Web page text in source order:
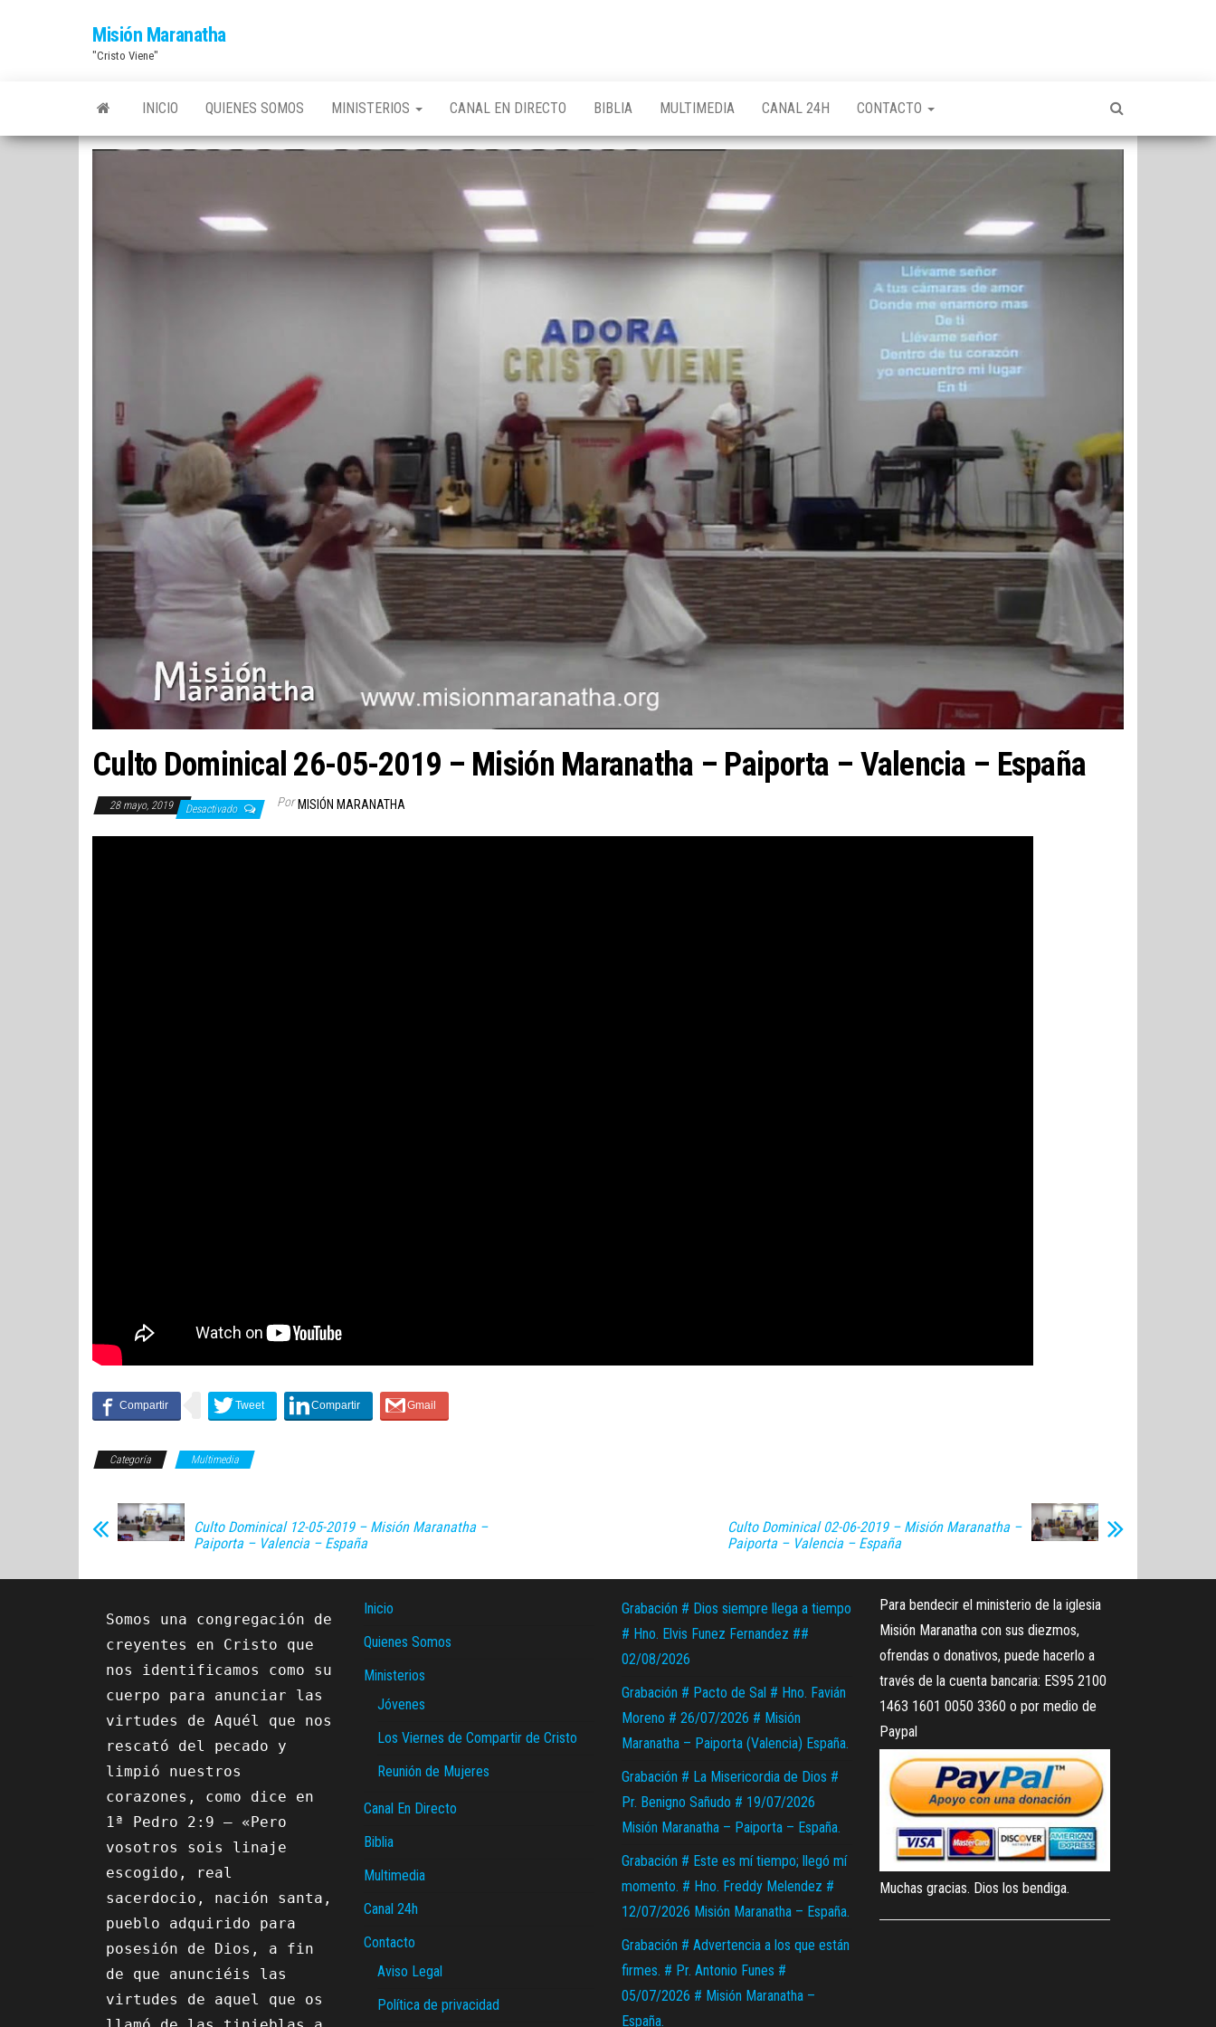
Misión Maranatha
"Cristo Viene"
INICIO QUIENES SOMOS MINISTERIOS CANAL EN DIRECTO BIBLIA MULTIMEDIA CANAL 24H CONTACTO
Culto Dominical 26-05-2019 – Misión Maranatha – Paiporta – Valencia – España
28 mayo, 2019 Desactivado Por MISIÓN MARANATHA
Categoría Multimedia
Culto Dominical 12-05-2019 – Misión Maranatha –
Paiporta – Valencia – España
Culto Dominical 02-06-2019 – Misión Maranatha –
Paiporta – Valencia – España
Somos una congregación de
creyentes en Cristo que
nos identificamos como su
cuerpo para anunciar las
virtudes de Aquél que nos
rescató del pecado y
limpió nuestros
corazones, como dice en
1ª Pedro 2:9 – «Pero
vosotros sois linaje
escogido, real
sacerdocio, nación santa,
pueblo adquirido para
posesión de Dios, a fin
de que anunciéis las
virtudes de aquel que os
Inicio
Quienes Somos
Ministerios
Jóvenes
Los Viernes de Compartir de Cristo
Reunión de Mujeres
Canal En Directo
Biblia
Multimedia
Canal 24h
Contacto
Aviso Legal
Política de privacidad
Grabación # Dios siempre llega a tiempo
# Hno. Elvis Funez Fernandez ##
02/08/2026
Grabación # Pacto de Sal # Hno. Favián
Moreno # 26/07/2026 # Misión
Maranatha – Paiporta (Valencia) España.
Grabación # La Misericordia de Dios #
Pr. Benigno Sañudo # 19/07/2026
Misión Maranatha – Paiporta – España.
Grabación # Este es mí tiempo; llegó mí
momento. # Hno. Freddy Melendez #
12/07/2026 Misión Maranatha – España.
Grabación # Advertencia a los que están
firmes. # Pr. Antonio Funes #
05/07/2026 # Misión Maranatha –
España.
Para bendecir el ministerio de la iglesia
Misión Maranatha con sus diezmos,
ofrendas o donativos, puede hacerlo a
través de la cuenta bancaria: ES95 2100
1463 1601 0050 3360 o por medio de
Paypal
Muchas gracias. Dios los bendiga.